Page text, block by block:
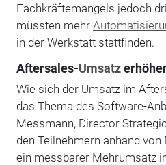
Fachkräftemangels jedoch
müssten mehr
in der Werkstatt stattfinden.
Aftersales-Umsatz
Wie sich der Umsatz im
das Thema des Software-
Messmann, Director
den Teilnehmern anhand
ein messbarer Mehrumsatz